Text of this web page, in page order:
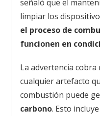
señaló que el
limpiar los
el proceso de
funcionen en
La advertencia cobra
cualquier artefacto
combustión puede
carbono. Esto